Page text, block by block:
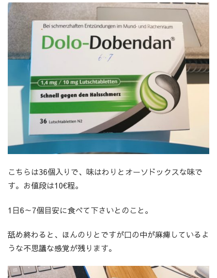
こちらは36個入りで、味はわりとオーソドックスな味で
す。お値段は10€程。
1日6～7個目安に食べて下さいとのこと。
舐め終わると、ほんのりとですが口の中が麻痺しているよ
うな不思議な感覚が残ります。